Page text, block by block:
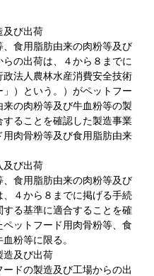
及び出荷
食用脂肪由来の肉粉等及び
の出荷は、４から８までに
法人農林水産消費安全技術
）という。）がペットフー
来の肉粉等及び牛血粉等の製
ることを確認した製造事業
肉骨粉等及び食用脂肪由来
及び出荷
食用脂肪由来の肉粉等及び
４から８までに掲げる手続
る基準に適合することを確
ットフード用肉骨粉等、食
粉等に限る。
造及び出荷
ドの製造及び工場からの出